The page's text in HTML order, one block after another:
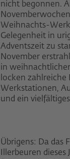
nicht begonnen.
Weihnachts-
Gelegenheit in
Adventszeit zu
November
in
locken zahlreiche
Werkstationen,
und ein
Übrigens: Da das
Illerbeuren